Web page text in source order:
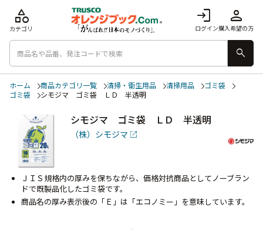
login
ログイン
person
購入希望の方
category
カテゴリ
search
ホーム 商品カテゴリ一覧 清掃・衛生用品 清掃用品
ゴミ袋
ゴミ袋
シモジマ ゴミ袋 ＬＤ 半透明
シモジマ ゴミ袋 ＬＤ 半透明
（株）シモジマ
ＪＩＳ規格内の厚みを保ちながら、価格対抗商品としてノーブラン
ドで既製品化したゴミ袋です。
商品名の厚み表示後の「Ｅ」は「エコノミー」を意味しています。